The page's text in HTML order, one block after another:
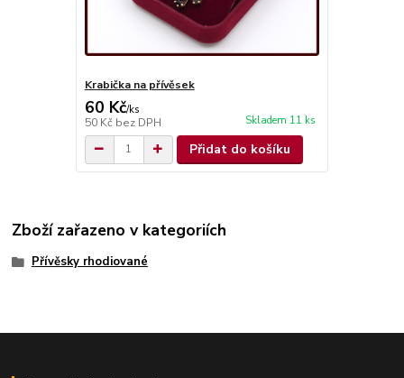
Krabička na přívěsek
60 Kč/ks
50 Kč bez DPH Skladem 11 ks
Přidat do košíku
Zboží zařazeno v kategoriích
Přívěsky rhodiované